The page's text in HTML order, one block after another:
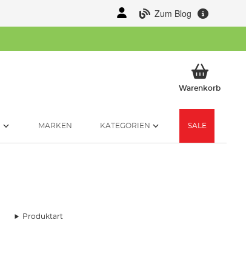
Zum Blog
WarenkorbMein
MARKEN KATEGORIEN SALE
Produktart